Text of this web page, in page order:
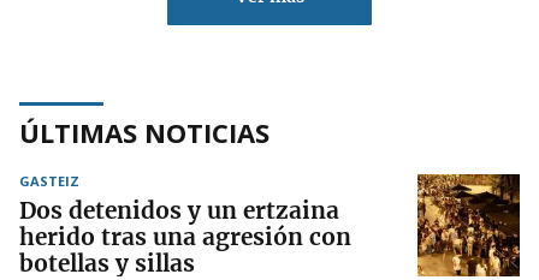
ÚLTIMAS NOTICIAS
GASTEIZ
Dos detenidos y un ertzaina
herido tras una agresión con
botellas y sillas